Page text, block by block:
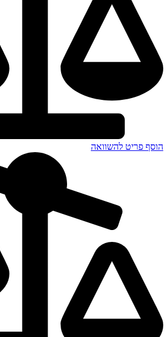
הוסף פריט להשוואה